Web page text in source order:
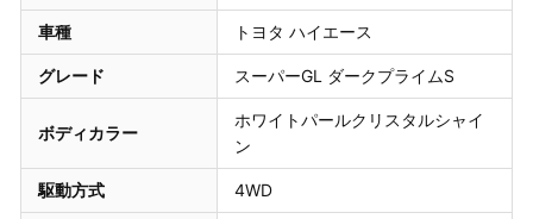
車種 トヨタ ハイエース
グレード スーパーGL ダークプライムS
ボディカラー
ホワイトパールクリスタルシャイ
ン
駆動方式 4WD